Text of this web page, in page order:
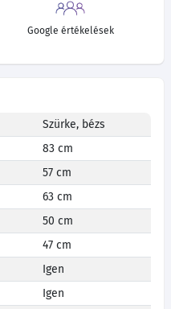
Google értékelések
Szürke, bézs
83 cm
57 cm
63 cm
50 cm
47 cm
Igen
Igen